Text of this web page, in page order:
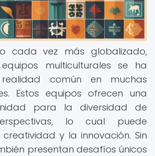
cada vez más globalizado,
multiculturales se ha
común en muchas
Estos equipos ofrecen una
para la diversidad de
lo cual puede
y la innovación. Sin
presentan desafíos únicos